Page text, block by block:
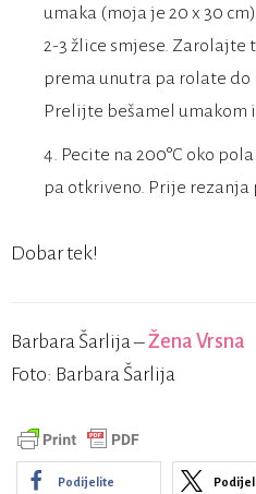
umaka (moja je 20 x 30
2-3 žlice smjese. Zarolajte
prema unutra pa rolate do
Prelijte bešamel
Pecite na 200°C oko
pa otkriveno. Prije rezanja
Dobar tek!
Barbara Šarlija –Žena Vrsna
Foto: Barbara Šarlija
Podijelite